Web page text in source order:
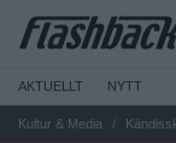
AKTUELLT NYTT
Kultur & Media